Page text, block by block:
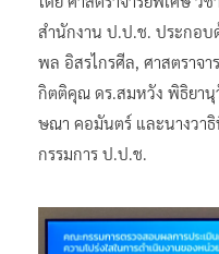
สำนักงาน ป.ป.ช. ประกอบ
พล อิสรไกรศีล, ศาสตราจ
กิตติคุณ ดร.สมหวัง พิธิยานุ
ษณา คอมันตร์ และนางวา
กรรมการ ป.ป.ช.